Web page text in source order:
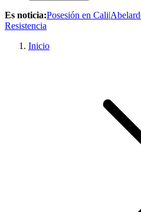
Es noticia:Posesión en Cali|
Resistencia
Inicio